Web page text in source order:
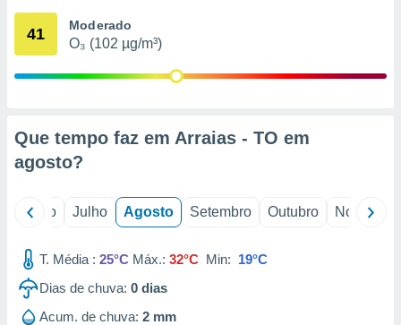
através
1199
41 Moderado
O₃ (102 µg/m³)
Que tempo faz em Arraias - TO em
agosto?
Junho Julho Agosto Setembro Outubro Novembro
T. Média : 25°C Máx.: 32°C Min: 19°C
Dias de chuva: 0 dias
Acum. de chuva: 2 mm